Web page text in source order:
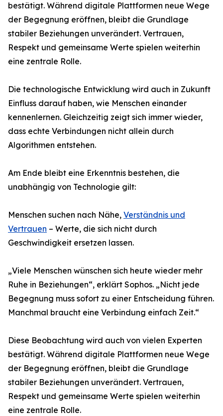
bestätigt. Während digitale Plattformen neue Wege
der Begegnung eröffnen, bleibt die Grundlage
stabiler Beziehungen unverändert. Vertrauen,
Respekt und gemeinsame Werte spielen weiterhin
eine zentrale Rolle.
Die technologische Entwicklung wird auch in Zukunft
Einfluss darauf haben, wie Menschen einander
kennenlernen. Gleichzeitig zeigt sich immer wieder,
dass echte Verbindungen nicht allein durch
Algorithmen entstehen.
Am Ende bleibt eine Erkenntnis bestehen, die
unabhängig von Technologie gilt:
Menschen suchen nach Nähe, Verständnis und
Vertrauen – Werte, die sich nicht durch
Geschwindigkeit ersetzen lassen.
„Viele Menschen wünschen sich heute wieder mehr
Ruhe in Beziehungen“, erklärt Sophos. „Nicht jede
Begegnung muss sofort zu einer Entscheidung führen.
Manchmal braucht eine Verbindung einfach Zeit.“
Diese Beobachtung wird auch von vielen Experten
bestätigt. Während digitale Plattformen neue Wege
der Begegnung eröffnen, bleibt die Grundlage
stabiler Beziehungen unverändert. Vertrauen,
Respekt und gemeinsame Werte spielen weiterhin
eine zentrale Rolle.